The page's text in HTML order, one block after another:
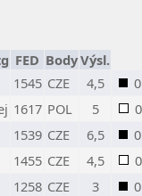
FED BodyVýsl.
1545 CZE 4,5
0
1617 POL 5
0
1539 CZE 6,5
0
1455 CZE 4,5
0
1258 CZE 3
0